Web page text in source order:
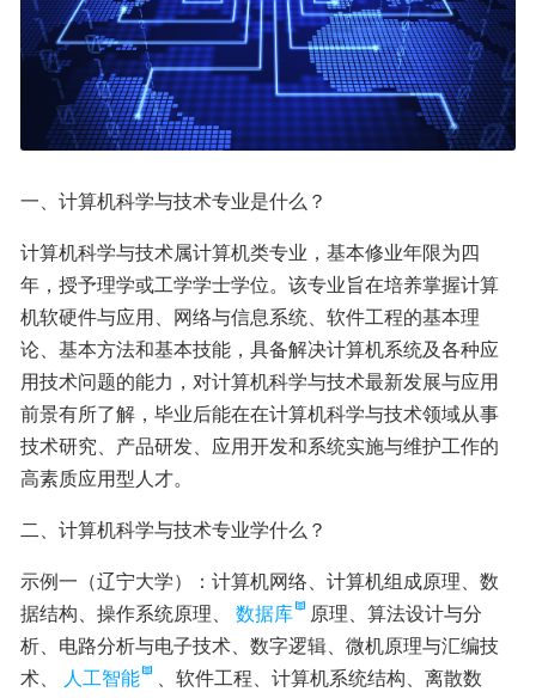
一、计算机科学与技术专业是什么？
计算机科学与技术属计算机类专业，基本修业年限为四
年，授予理学或工学学士学位。该专业旨在培养掌握计算
机软硬件与应用、网络与信息系统、软件工程的基本理
论、基本方法和基本技能，具备解决计算机系统及各种应
用技术问题的能力，对计算机科学与技术最新发展与应用
前景有所了解，毕业后能在在计算机科学与技术领域从事
技术研究、产品研发、应用开发和系统实施与维护工作的
高素质应用型人才。
二、计算机科学与技术专业学什么？
示例一（辽宁大学）：计算机网络、计算机组成原理、数
据结构、操作系统原理、
数据库
原理、算法设计与分
析、电路分析与电子技术、数字逻辑、微机原理与汇编技
术、
人工智能
、软件工程、计算机系统结构、离散数